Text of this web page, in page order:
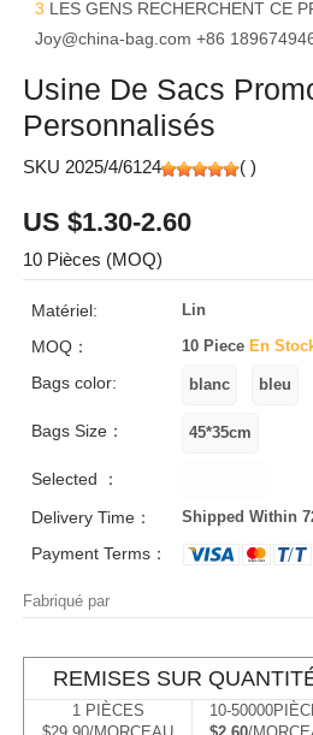
3 LES GENS RECHERCHENT CE
Joy@china-bag.com +86
Usine De Sacs
Personnalisés
SKU 2025/4/6124 ( )
US $1.30-2.60
10 Pièces (MOQ)
Matériel: Lin
MOQ： 10 Piece En
Bags color:
Bags Size：
Selected ：
Delivery Time：
Shipped Within
Payment Terms：
Fabriqué par
REMISES SUR
1 PIÈCES
10-